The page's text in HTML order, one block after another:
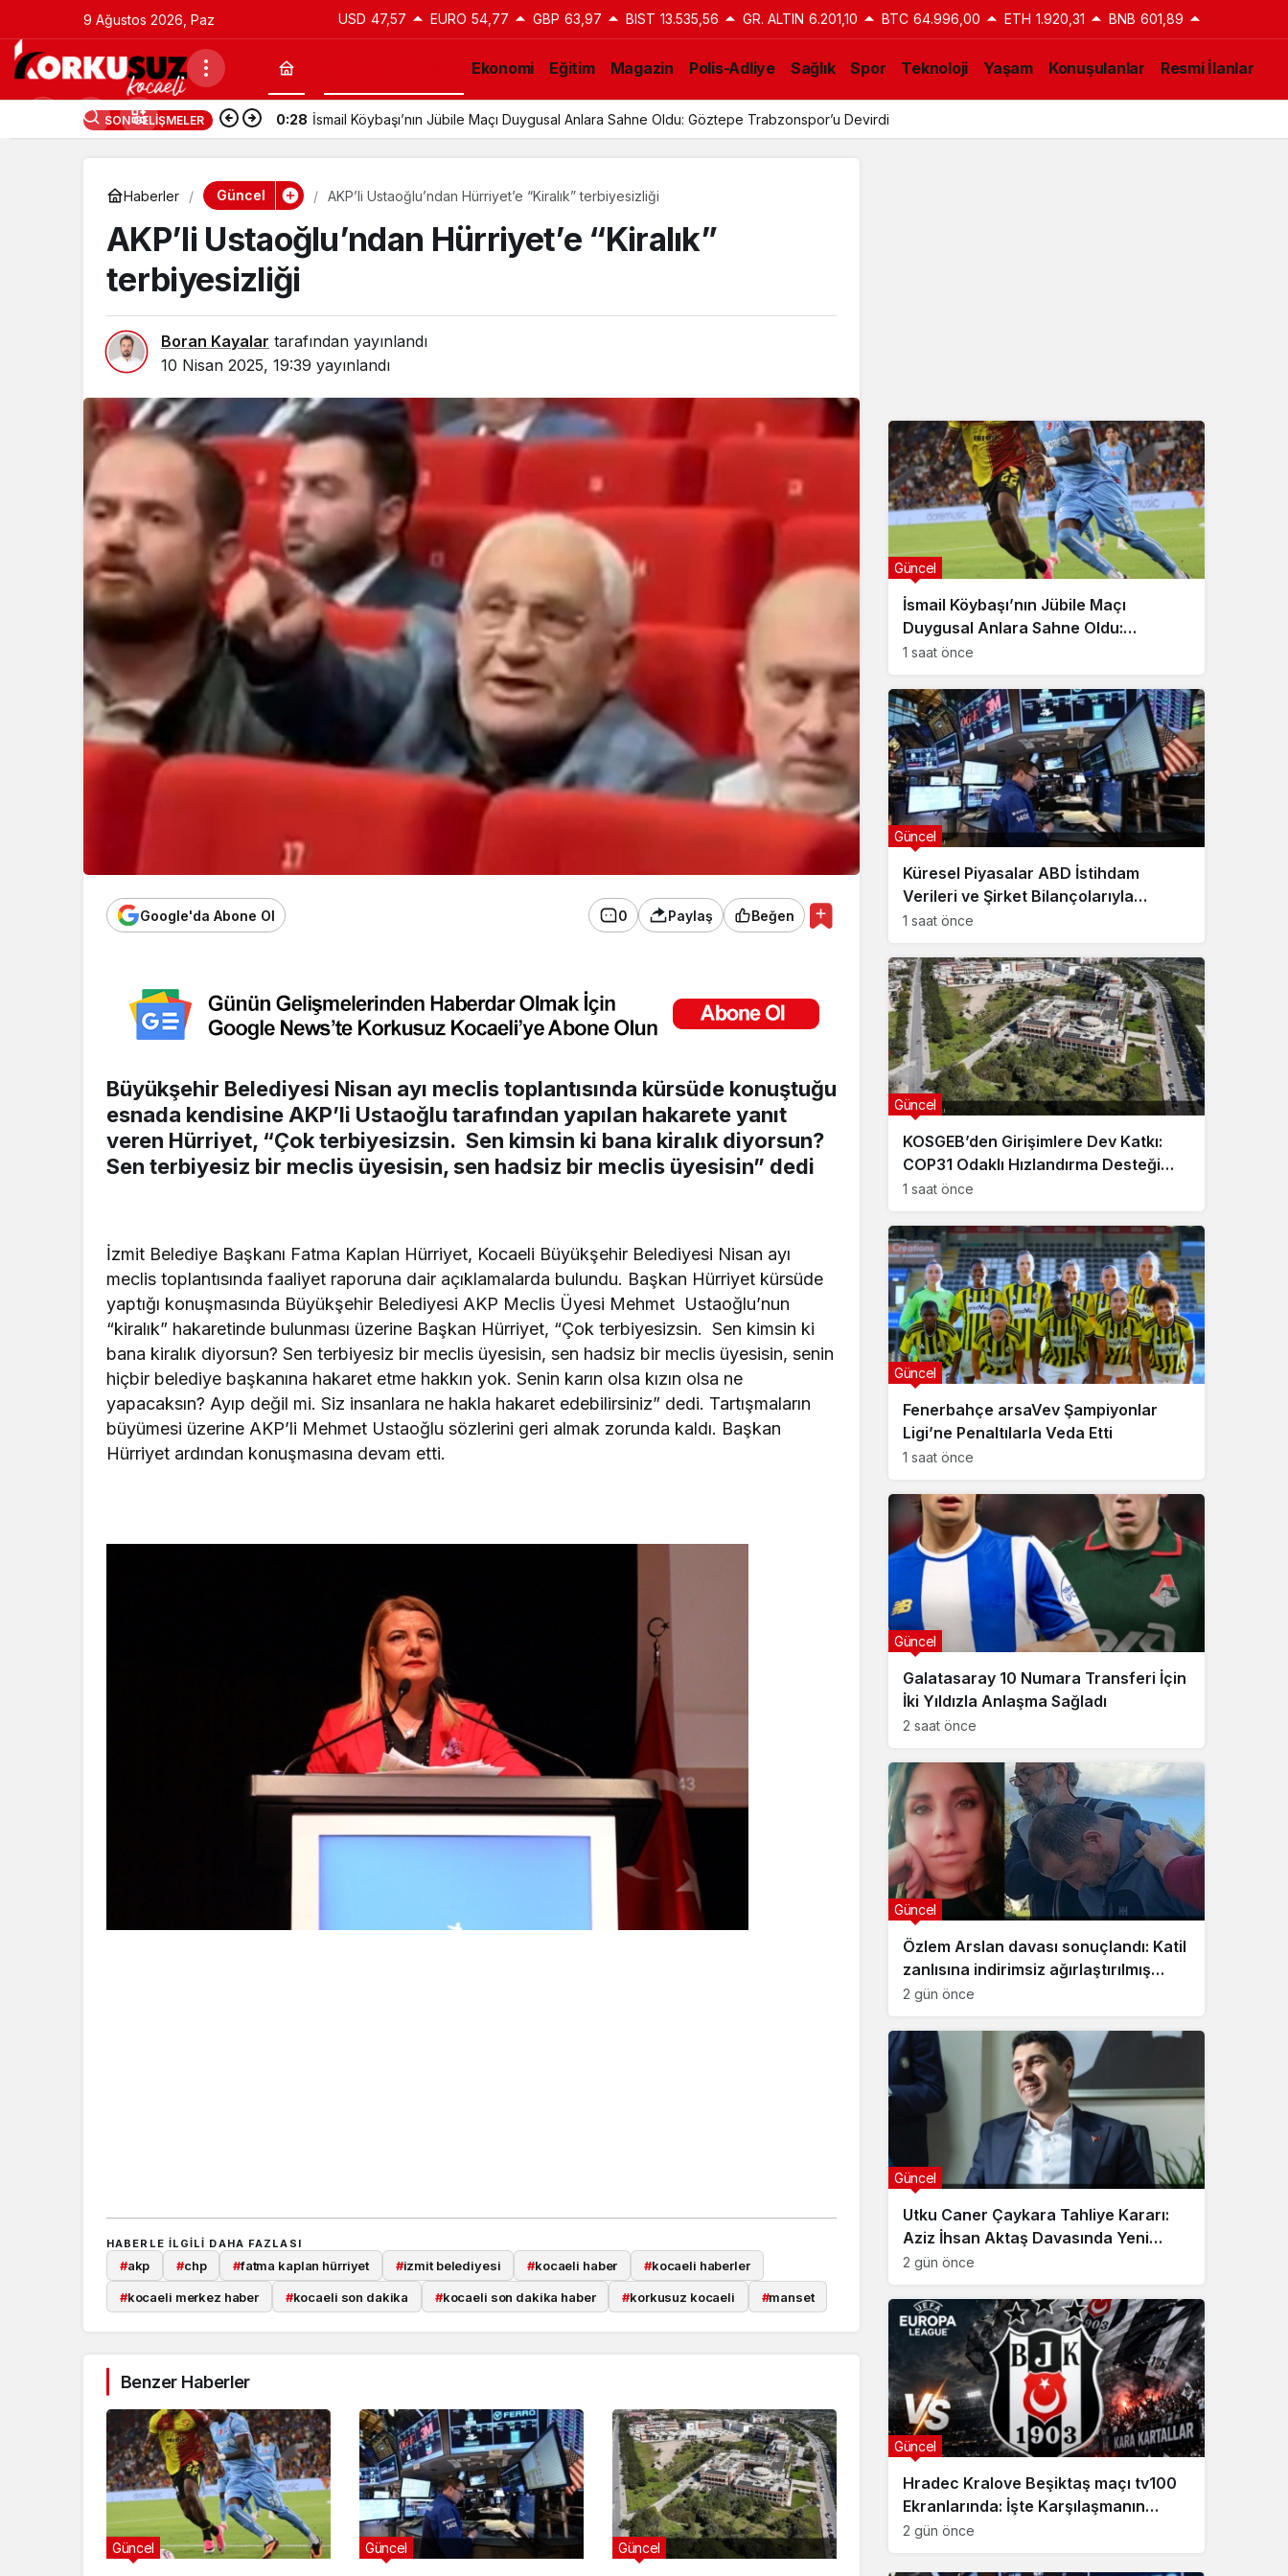
9 Ağustos 2026, Paz USD 47,57 EURO 54,77 GBP 63,97 BIST 13.535,56 GR. ALTIN 6.201,10 BTC 64.996,00 ETH 1.920,31 BNB 601,89
Ekonomi Eğitim Magazin Polis-Adliye Sağlık Spor Teknoloji Yaşam Konuşulanlar Resmi İlanlar
SON GELIŞMELER 0:28 İsmail Köybaşı’nın Jübile Maçı Duygusal Anlara Sahne Oldu: Göztepe Trabzonspor’u Devirdi
Haberler Güncel AKP’li Ustaoğlu’ndan Hürriyet’e “Kiralık” terbiyesizliği
AKP’li Ustaoğlu’ndan Hürriyet’e “Kiralık”
terbiyesizliği
Boran Kayalar tarafından yayınlandı
10 Nisan 2025, 19:39 yayınlandı
Google'da Abone Ol 0 Paylaş Beğen
Büyükşehir Belediyesi Nisan ayı meclis toplantısında kürsüde konuştuğu
esnada kendisine AKP’li Ustaoğlu tarafından yapılan hakarete yanıt
veren Hürriyet, “Çok terbiyesizsin. Sen kimsin ki bana kiralık diyorsun?
Sen terbiyesiz bir meclis üyesisin, sen hadsiz bir meclis üyesisin” dedi
İzmit Belediye Başkanı Fatma Kaplan Hürriyet, Kocaeli Büyükşehir Belediyesi Nisan ayı
meclis toplantısında faaliyet raporuna dair açıklamalarda bulundu. Başkan Hürriyet kürsüde
yaptığı konuşmasında Büyükşehir Belediyesi AKP Meclis Üyesi Mehmet Ustaoğlu’nun
“kiralık” hakaretinde bulunması üzerine Başkan Hürriyet, “Çok terbiyesizsin. Sen kimsin ki
bana kiralık diyorsun? Sen terbiyesiz bir meclis üyesisin, sen hadsiz bir meclis üyesisin, senin
hiçbir belediye başkanına hakaret etme hakkın yok. Senin karın olsa kızın olsa ne
yapacaksın? Ayıp değil mi. Siz insanlara ne hakla hakaret edebilirsiniz” dedi. Tartışmaların
büyümesi üzerine AKP’li Mehmet Ustaoğlu sözlerini geri almak zorunda kaldı. Başkan
Hürriyet ardından konuşmasına devam etti.
HABERLE ILGILI DAHA FAZLASI
#akp #chp #fatma kaplan hürriyet #izmit belediyesi #kocaeli haber #kocaeli haberler
#kocaeli merkez haber #kocaeli son dakika #kocaeli son dakika haber #korkusuz kocaeli #manset
Benzer Haberler
Güncel Güncel Güncel
İsmail Köybaşı’nın Jübile Maçı
Duygusal Anlara Sahne Oldu:
Göztepe Trabzonspor’u Devirdi
1 saat önce
Güncel
Küresel Piyasalar ABD İstihdam
Verileri ve Şirket Bilançolarıyla
Hareketlendi
1 saat önce
Güncel
KOSGEB’den Girişimlere Dev Katkı:
COP31 Odaklı Hızlandırma Desteği
Başvuruları Başladı
1 saat önce
Güncel
Fenerbahçe arsaVev Şampiyonlar
Ligi’ne Penaltılarla Veda Etti
1 saat önce
Güncel
Galatasaray 10 Numara Transferi İçin
İki Yıldızla Anlaşma Sağladı
2 saat önce
Güncel
Özlem Arslan davası sonuçlandı: Katil
zanlısına indirimsiz ağırlaştırılmış
müebbet hapis cezası verildi
2 gün önce
Güncel
Utku Caner Çaykara Tahliye Kararı:
Aziz İhsan Aktaş Davasında Yeni
Gelişme
2 gün önce
Güncel
Hradec Kralove Beşiktaş maçı tv100
Ekranlarında: İşte Karşılaşmanın
Detayları
2 gün önce
Güncel